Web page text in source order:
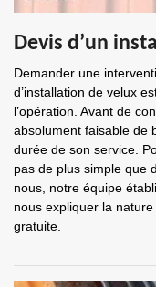
Devis d’un
Demander une
d’installation de velux
l’opération. Avant de
absolument faisable de
durée de son service.
pas de plus simple que
nous, notre équipe
nous expliquer la
gratuite.